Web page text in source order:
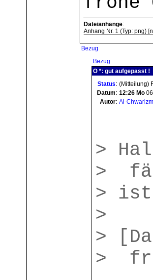
Dateianhänge:
Anhang Nr. 1 (Typ: png)
Bezug
Bezug
O *: gut aufgepasst !
Status: (Mitteilung)
Datum: 12:26 Mo
Autor: Al-
>
>
> ist
>
>
>